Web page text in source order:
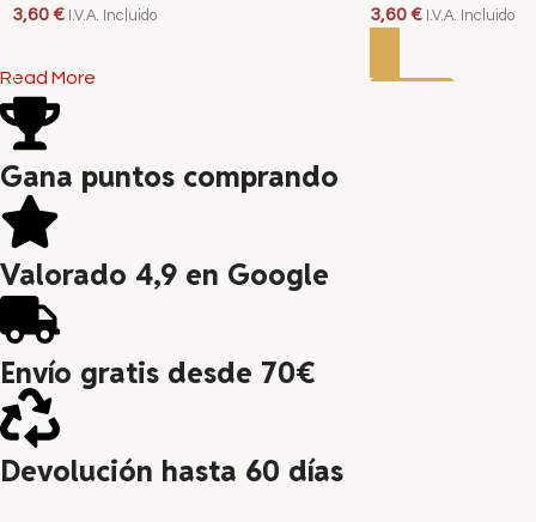
3,60€ I.V.A. Incluido 3,60€ I.V.A. Incluido
Read More
Gana puntos comprando
Valorado 4,9 en Google
Envío gratis desde 70€
Devolución hasta 60 días